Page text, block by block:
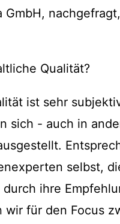
GmbH,
Qualität?
ist sehr
sich - auch in
selbst,
ihre
wir für den Focus